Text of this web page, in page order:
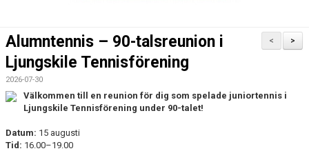
>
<
Alumntennis – 90-talsreunion i
Ljungskile Tennisförening
2026-07-30
Välkommen till en reunion för dig som spelade juniortennis i
Ljungskile Tennisförening under 90-talet!
Datum: 15 augusti
Tid: 16.00–19.00